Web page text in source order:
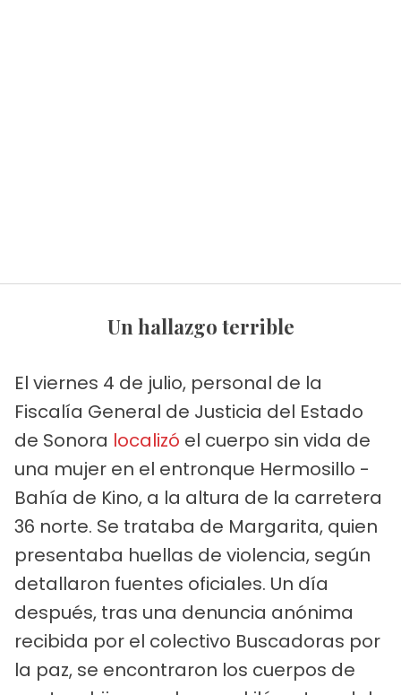
Un hallazgo terrible
El viernes 4 de julio, personal de la
Fiscalía General de Justicia del Estado
de Sonora localizó el cuerpo sin vida de
una mujer en el entronque Hermosillo -
Bahía de Kino, a la altura de la carretera
36 norte. Se trataba de Margarita, quien
presentaba huellas de violencia, según
detallaron fuentes oficiales. Un día
después, tras una denuncia anónima
recibida por el colectivo Buscadoras por
la paz, se encontraron los cuerpos de